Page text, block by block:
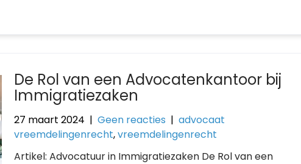
De Rol van een Advocatenkantoor bij
Immigratiezaken
27 maart 2024 |Geen reacties |advocaat
vreemdelingenrecht,vreemdelingenrecht
Artikel: Advocatuur in Immigratiezaken De Rol van een